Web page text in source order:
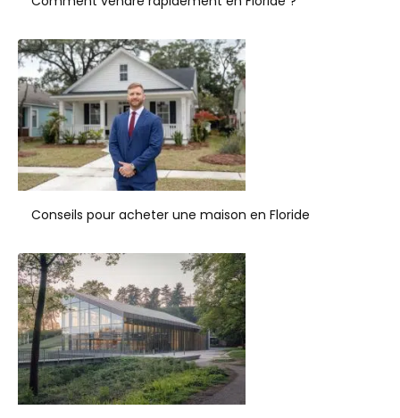
Conseils pour acheter une maison en Floride